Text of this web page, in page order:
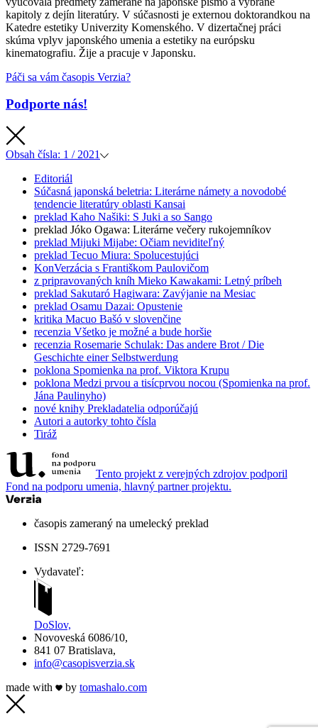
kapitoly z dejín literatúry. V súčasnosti je externou doktorandkou na
Katedre estetiky Univerzity Komenského. V dizertačnej práci
skúma vplyv japonského umenia a estetiky na európsku
kinematografiu. Žije a pracuje v Japonsku.
Páči sa vám časopis Verzia?
Podporte nás!
Obsah čísla: 1 / 2021
Editoriál
Súčasná japonská beletria: Literárne námety a novodobé
tendencie literatúry oblasti Kansai
preklad Kaho Našiki: S Juki a so Sango
preklad Jóko Ogawa: Literárne večery rukojemníkov
preklad Mijuki Mijabe: Očiam neviditeľný
preklad Tecuo Miura: Spolucestujúci
KonVerzácia s Františkom Paulovičom
z pripravovaných kníh Mieko Kawakami: Letný príbeh
preklad Sakutaró Hagiwara: Zavýjanie na Mesiac
preklad Osamu Dazai: Opustenie
kritika Macuo Bašó v slovenčine
recenzia Všetko je možné a bude horšie
recenzia Rosemarie Schulak: Das andere Brot / Die
Geschichte einer Selbstwerdung
poklona Spomienka na prof. Viktora Krupu
poklona Medzi prvou a tisícprvou nocou (Spomienka na prof.
Jána Paulinyho)
nové knihy Prekladatelia odporúčajú
Autori a autorky tohto čísla
Tiráž
Tento projekt z verejných zdrojov podporil
Fond na podporu umenia, hlavný partner projektu.
časopis zameraný na umelecký preklad
ISSN 2729-7691
Vydavateľ:
DoSlov,
Novoveská 6086/10,
841 07 Bratislava,
info@casopisverzia.sk
made with
by tomashalo.com